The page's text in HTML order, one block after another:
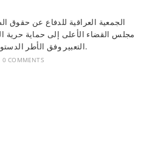
الجمعية العراقية للدفاع عن حقوق
مجلس القضاء الأعلى إلى حماية حرية
التعبير وفق الأطر الدستورية والقانونية.
0 COMMENTS